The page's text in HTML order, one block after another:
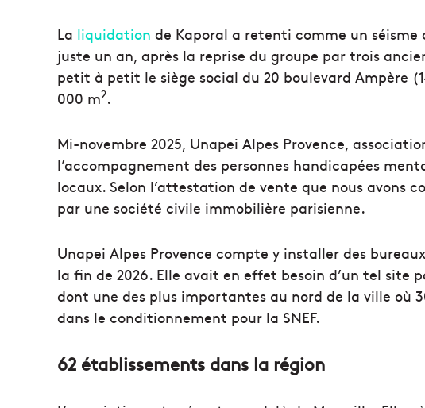
La liquidation de Kaporal a retenti comme un
juste un an, après la reprise du groupe par trois
petit à petit le siège social du 20 boulevard Ampère
000 m2.
Mi-novembre 2025, Unapei Alpes Provence,
l’accompagnement des personnes handicapées
locaux. Selon l’attestation de vente que nous avons
par une société civile immobilière parisienne.
Unapei Alpes Provence compte y installer des
la fin de 2026. Elle avait en effet besoin d’un tel site
dont une des plus importantes au nord de la ville où
dans le conditionnement pour la SNEF.
62 établissements dans la région